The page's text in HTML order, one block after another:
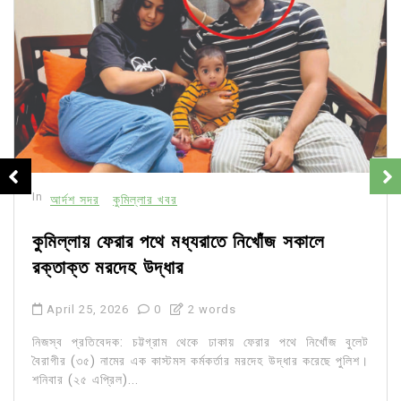
In আর্দশ সদর কুমিল্লার খবর
কুমিল্লায় ফেরার পথে মধ্যরাতে নিখোঁজ সকালে
রক্তাক্ত মরদেহ উদ্ধার
April 25, 2026 0 2 words
নিজস্ব প্রতিবেদক: চট্টগ্রাম থেকে ঢাকায় ফেরার পথে নিখোঁজ বুলেট
বৈরাগীর (৩৫) নামের এক কাস্টমস কর্মকর্তার মরদেহ উদ্ধার করেছে পুলিশ।
শনিবার (২৫ এপ্রিল)...